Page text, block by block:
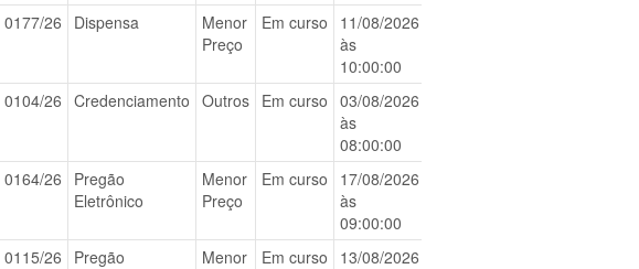
0177/26 Dispensa
Menor
Preço
Em curso
11/08/2026
às
10:00:00
0104/26 Credenciamento Outros Em curso
03/08/2026
às
08:00:00
0164/26
Pregão
Eletrônico
Menor
Preço
Em curso
17/08/2026
às
09:00:00
0115/26
Pregão
Menor
Em curso
13/08/2026